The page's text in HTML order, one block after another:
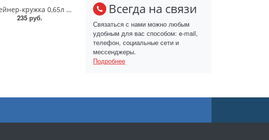
Контейнер-кружка 0,65л д/СВЧ/45801/ПБ
235 руб.
Всегда на связи
Связаться с нами можно любым
удобным для вас способом: e-mail,
телефон, социальные сети и
мессенджеры.
Подробнее